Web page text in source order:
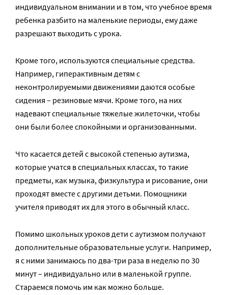
индивидуальном внимании и в том, что учебное время
ребенка разбито на маленькие периоды, ему даже
разрешают выходить с урока.
Кроме того, используются специальные средства.
Например, гиперактивным детям с
неконтролируемыми движениями даются особые
сидения – резиновые мячи. Кроме того, на них
надевают специальные тяжелые жилеточки, чтобы
они были более спокойными и организованными.
Что касается детей с высокой степенью аутизма,
которые учатся в специальных классах, то такие
предметы, как музыка, физкультура и рисование, они
проходят вместе с другими детьми. Помощники
учителя приводят их для этого в обычный класс.
Помимо школьных уроков дети с аутизмом получают
дополнительные образовательные услуги. Например,
я с ними занимаюсь по два-три раза в неделю по 30
минут – индивидуально или в маленькой группе.
Стараемся помочь им как можно больше.